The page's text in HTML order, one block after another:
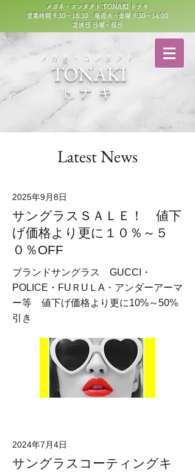
​メガネ・コンタクト
TONAKI
トナキ
メガネ・コンタクト TONAKI トナキ
営業時間 9:30～18:30 毎週火・金曜 9:30～14:00
定休日 日曜・祝日
Latest News
2025年9月8日
サングラスＳＡＬＥ！ 値下
げ価格より更に１０％～５
０％OFF
ブランドサングラス GUCCI・
POLICE・FUＲUＬA・アンダーアーマ
ー等 値下げ価格より更に10%～50%
引き
2024年7月4日
サングラスコーティングキ